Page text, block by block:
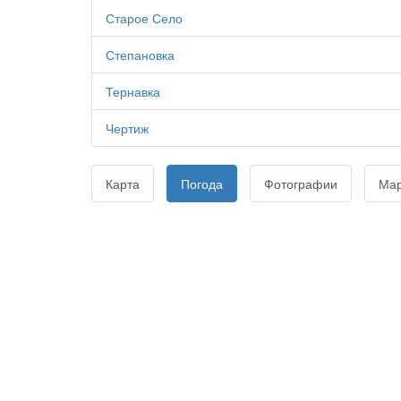
Старое Село
Степановка
Тернавка
Чертиж
Карта Погода Фотографии